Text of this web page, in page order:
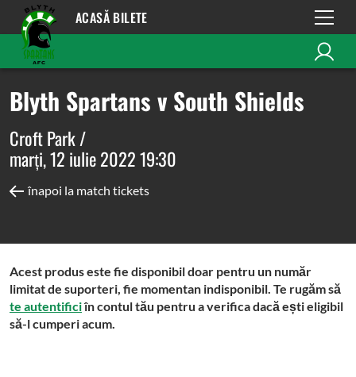
ACASĂ BILETE
Blyth Spartans v South Shields
Croft Park /
marți, 12 iulie 2022 19:30
înapoi la match tickets
Acest produs este fie disponibil doar pentru un număr
limitat de suporteri, fie momentan indisponibil. Te rugăm să
te autentificiîn contul tău pentru a verifica dacă ești eligibil
să-l cumperi acum.